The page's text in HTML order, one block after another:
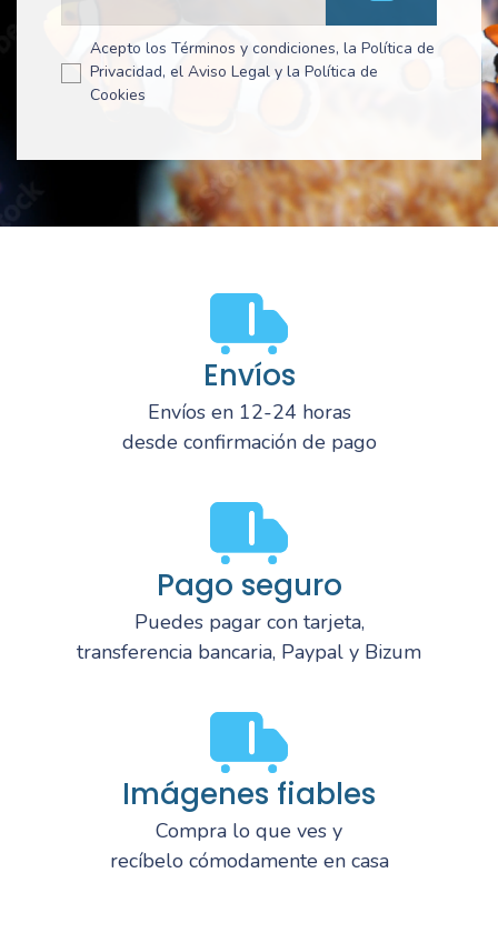
Acepto los Términos y condiciones, la Política de
Privacidad, el Aviso Legal y la Política de
Cookies
Envíos
Envíos en 12-24 horas
desde confirmación de pago
Pago seguro
Puedes pagar con tarjeta,
transferencia bancaria, Paypal y Bizum
Imágenes fiables
Compra lo que ves y
recíbelo cómodamente en casa